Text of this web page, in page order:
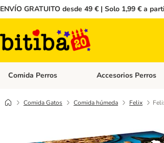
ENVÍO GRATUITO desde 49 € | Solo 1,99 € a
Comida Perros Menú de categoria
Accesorios Perros
Comida Gatos Comida húmeda Felix